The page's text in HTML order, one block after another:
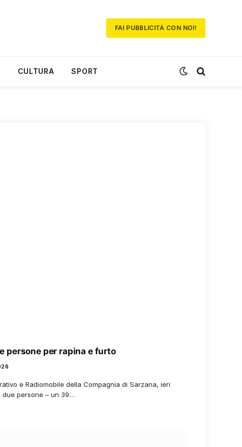
FAI PUBBLICITÀ CON NOI!
CULTURA SPORT
persone per rapina e furto
e Radiomobile della Compagnia di Sarzana, ieri
due persone – un 39…